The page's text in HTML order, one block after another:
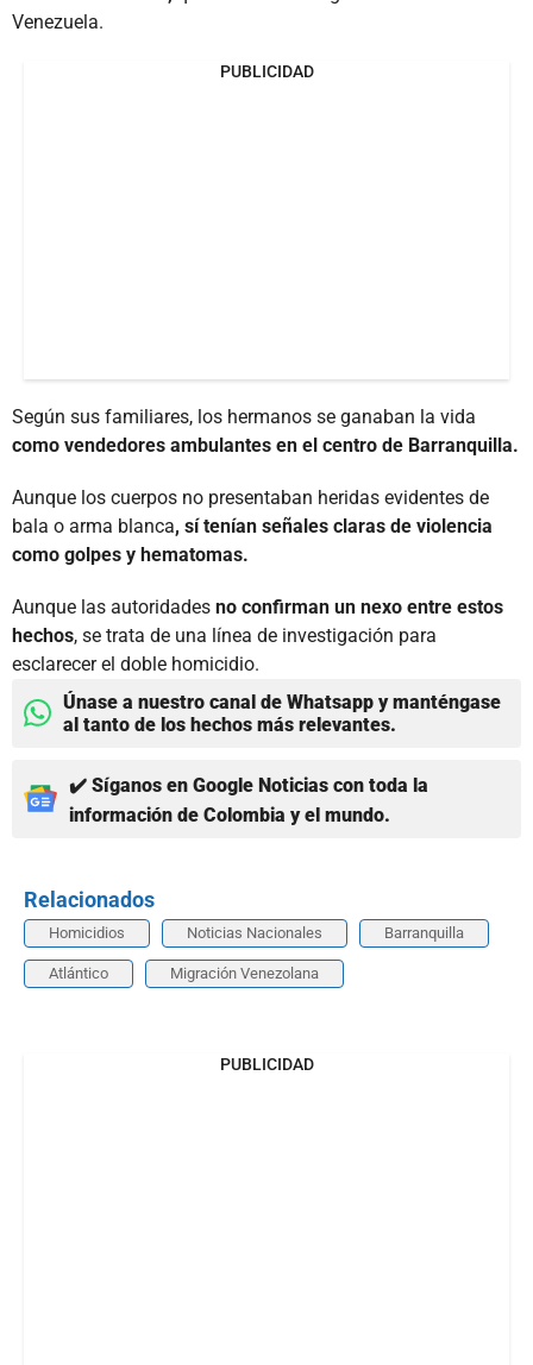
Venezuela.
PUBLICIDAD
Según sus familiares, los hermanos se ganaban la vida
como vendedores ambulantes en el centro de Barranquilla.
Aunque los cuerpos no presentaban heridas evidentes de
bala o arma blanca, sí tenían señales claras de violencia
como golpes y hematomas.
Aunque las autoridades no confirman un nexo entre estos
hechos, se trata de una línea de investigación para
esclarecer el doble homicidio.
Únase a nuestro canal de Whatsapp y manténgase
al tanto de los hechos más relevantes.
✔️ Síganos en Google Noticias con toda la
información de Colombia y el mundo.
Relacionados
Homicidios Noticias Nacionales Barranquilla
Atlántico Migración Venezolana
PUBLICIDAD